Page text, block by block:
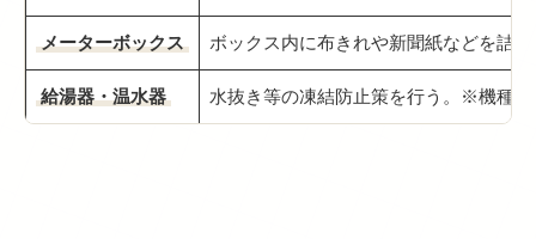
メーターボックス ボックス内に布きれや新聞紙などを詰
給湯器・温水器 水抜き等の凍結防止策を行う。※機種